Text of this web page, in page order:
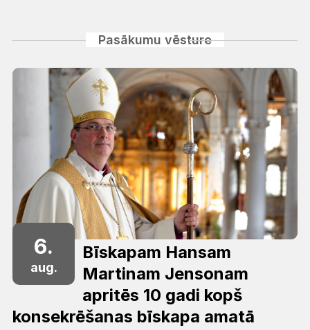
Pasākumu vēsture
6.
aug.
Bīskapam Hansam
Martinam Jensonam
apritēs 10 gadi kopš
konsekrēšanas bīskapa amatā